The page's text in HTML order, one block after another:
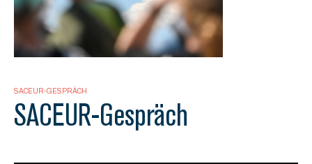
SACEUR-GESPRÄCH
SACEUR-Gespräch